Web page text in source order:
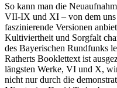
So kann man die
VII-IX und XI – von dem
faszinierende Versionen
Kultiviertheit und Sorgfalt
des Bayerischen Rundfunks
Ratherts Booklettext ist
längsten Werke, VI und X,
nicht nur durch die